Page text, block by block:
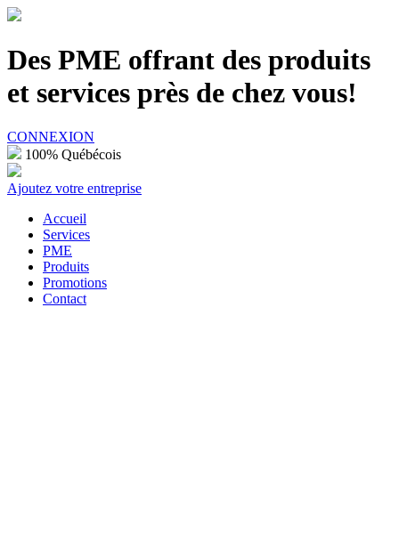
Des PME offrant des produits
et services près de chez vous!
CONNEXION
100% Québécois
Ajoutez votre entreprise
Accueil
Services
PME
Produits
Promotions
Contact